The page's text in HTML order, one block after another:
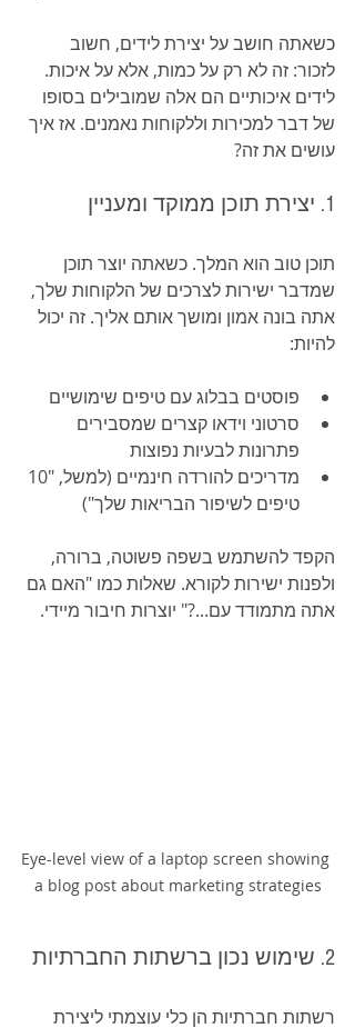
כשאתה חושב על יצירת לידים, חשוב
לזכור: זה לא רק על כמות, אלא על איכות.
לידים איכותיים הם אלה שמובילים בסופו
של דבר למכירות וללקוחות נאמנים. אז איך
עושים את זה?
1. יצירת תוכן ממוקד ומעניין
תוכן טוב הוא המלך. כשאתה יוצר תוכן
שמדבר ישירות לצרכים של הלקוחות שלך,
אתה בונה אמון ומושך אותם אליך. זה יכול
להיות:
פוסטים בבלוג עם טיפים שימושיים
סרטוני וידאו קצרים שמסבירים
פתרונות לבעיות נפוצות
טיפים לשיפור הבריאות שלך")
הקפד להשתמש בשפה פשוטה, ברורה,
ולפנות ישירות לקורא. שאלות כמו "האם גם
אתה מתמודד עם...?" יוצרות חיבור מיידי.
Eye-level view of a laptop screen showing
a blog post about marketing strategies
2. שימוש נכון ברשתות החברתיות
רשתות חברתיות הן כלי עוצמתי ליצירת